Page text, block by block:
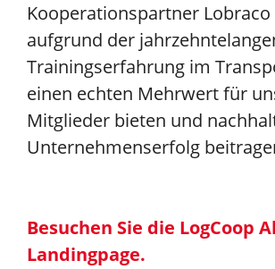
Kooperationspartner
aufgrund der
Trainingserfahrung im
einen echten Mehrwert für
Mitglieder bieten und
Unternehmenserfolg
Besuchen Sie die LogCoop
Landingpage.